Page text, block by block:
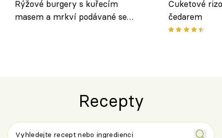
Rýžové burgery s kuřecím
masem a mrkví podávané se
Cuketové
čedarem
Recepty